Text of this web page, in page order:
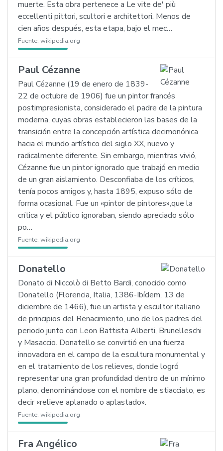
muerte. Esta obra pertenece a Le vite de' più
eccellenti pittori, scultori e architettori. Menos de
cien años después, esta etapa, bajo el mec…
Fuente: wikipedia.org
Paul Cézanne
Paul Cézanne (19 de enero de 1839-
22 de octubre de 1906) fue un pintor francés
postimpresionista, considerado el padre de la pintura
moderna, cuyas obras establecieron las bases de la
transición entre la concepción artística decimonónica
hacia el mundo artístico del siglo XX, nuevo y
radicalmente diferente. Sin embargo, mientras vivió,
Cézanne fue un pintor ignorado que trabajó en medio
de un gran aislamiento. Desconfiaba de los críticos,
tenía pocos amigos y, hasta 1895, expuso sólo de
forma ocasional. Fue un «pintor de pintores»,que la
crítica y el público ignoraban, siendo apreciado sólo
po…
Fuente: wikipedia.org
Donatello
Donato di Niccolò di Betto Bardi, conocido como
Donatello (Florencia, Italia, 1386-Ibídem, 13 de
diciembre de 1466), fue un artista y escultor italiano
de principios del Renacimiento, uno de los padres del
periodo junto con Leon Battista Alberti, Brunelleschi
y Masaccio. Donatello se convirtió en una fuerza
innovadora en el campo de la escultura monumental y
en el tratamiento de los relieves, donde logró
representar una gran profundidad dentro de un mínimo
plano, denominándose con el nombre de stiacciato, es
decir «relieve aplanado o aplastado».
Fuente: wikipedia.org
Fra Angélico